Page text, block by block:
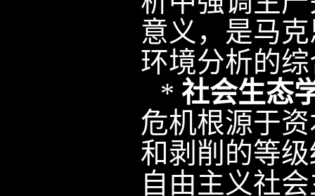
意义，是马
环境分析的
* 社会生态
危机根源于
和剥削的等
自由主义社